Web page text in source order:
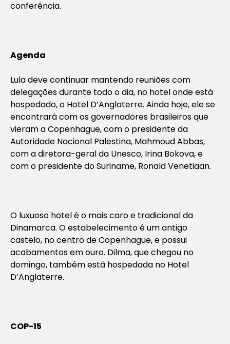
conferência.
Agenda
Lula deve continuar mantendo reuniões com
delegações durante todo o dia, no hotel onde está
hospedado, o Hotel D’Anglaterre. Ainda hoje, ele se
encontrará com os governadores brasileiros que
vieram a Copenhague, com o presidente da
Autoridade Nacional Palestina, Mahmoud Abbas,
com a diretora-geral da Unesco, Irina Bokova, e
com o presidente do Suriname, Ronald Venetiaan.
O luxuoso hotel é o mais caro e tradicional da
Dinamarca. O estabelecimento é um antigo
castelo, no centro de Copenhague, e possui
acabamentos em ouro. Dilma, que chegou no
domingo, também está hospedada no Hotel
D’Anglaterre.
COP-15